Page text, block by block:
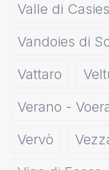
Valle di
Vandoies di
Vattaro
Verano -
Vervò